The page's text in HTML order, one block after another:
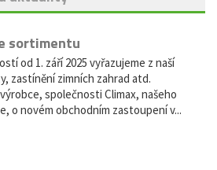
sortimentu
od 1. září 2025 vyřazujeme z naší
zastínění zimních zahrad atd.
společnosti Climax, našeho
o novém obchodním zastoupení v...